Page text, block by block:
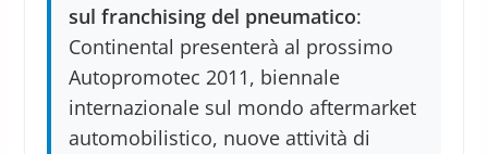
sul franchising del pneumatico:
Continental presenterà al prossimo
Autopromotec 2011, biennale
internazionale sul mondo aftermarket
automobilistico, nuove attività di